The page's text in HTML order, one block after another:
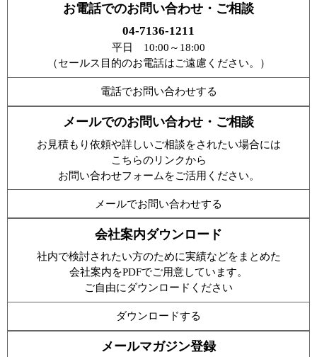
お電話でのお問い合わせ・ご相談
04-7136-1211
平日 10:00～18:00
（セールス目的のお電話はご遠慮ください。）
電話でお問い合わせする
メールでのお問い合わせ・ご相談
お見積もり依頼や詳しいご相談をされたい場合には
こちらのリンクから
お問い合わせフォームをご活用ください。
メールでお問い合わせする
会社案内ダウンロード
社内で検討されたい方のために実績などをまとめた
会社案内をPDFでご用意しています。
ご自由にダウンロードください
ダウンロードする
メールマガジン登録